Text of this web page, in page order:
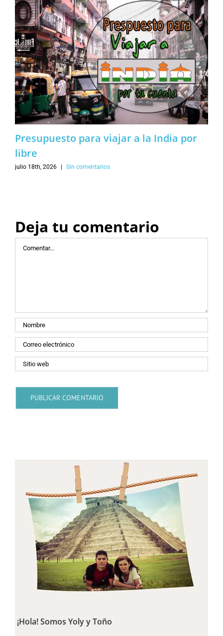
Presupuesto para viajar a la India por
libre
julio 18th, 2026 | Sin comentarios
Deja tu comentario
Comentar
¡Hola! Somos Yoly y Toño